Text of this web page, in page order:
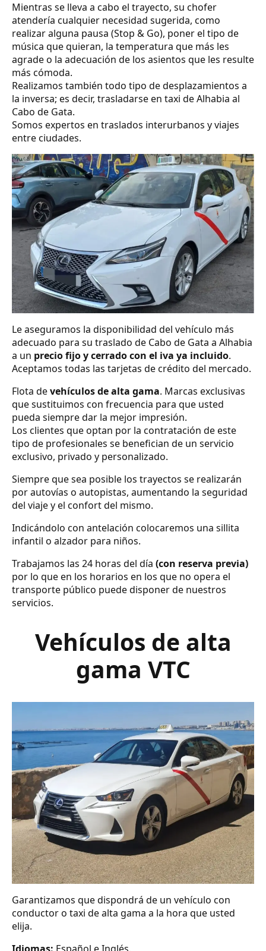
Mientras se lleva a cabo el trayecto, su chofer
atendería cualquier necesidad sugerida, como
realizar alguna pausa (Stop & Go), poner el tipo de
música que quieran, la temperatura que más les
agrade o la adecuación de los asientos que les resulte
más cómoda.
Realizamos también todo tipo de desplazamientos a
la inversa; es decir, trasladarse en taxi de Alhabia al
Cabo de Gata.
Somos expertos en traslados interurbanos y viajes
entre ciudades.
Le aseguramos la disponibilidad del vehículo más
adecuado para su traslado de Cabo de Gata a Alhabia
a un precio fijo y cerrado con el iva ya incluido.
Aceptamos todas las tarjetas de crédito del mercado.
Flota devehículos de alta gama. Marcas exclusivas
que sustituimos con frecuencia para que usted
pueda siempre dar la mejor impresión.
Los clientes que optan por la contratación de este
tipo de profesionales se benefician de un servicio
exclusivo, privado y personalizado.
Siempre que sea posible los trayectos se realizarán
por autovías o autopistas, aumentando la seguridad
del viaje y el confort del mismo.
Indicándolo con antelación colocaremos una sillita
infantil o alzador para niños.
Trabajamos las 24 horas del día (con reserva previa)
por lo que en los horarios en los que no opera el
transporte público puede disponer de nuestros
servicios.
Vehículos de alta
gama VTC
Garantizamos que dispondrá de un vehículo con
conductor o taxi de alta gama a la hora que usted
elija.